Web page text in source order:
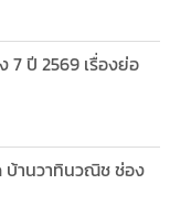
7 ปี 2569 เรื่องย่อ
บ้านวาทินวณิช ช่อง